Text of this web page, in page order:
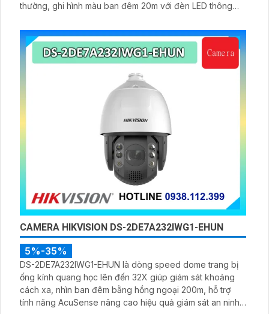
thường, ghi hình màu ban đêm 20m với đèn LED thông
dụng DMSS,
CAMERA HIKVISION DS-2DE7A232IWG1-EHUN
5%-35%
DS-2DE7A232IWG1-EHUN là dòng speed dome trang bị
ống kính quang học lên đến 32X giúp giám sát khoảng
cách xa, nhìn ban đêm bằng hồng ngoại 200m, hỗ trợ
tính năng AcuSense nâng cao hiệu quả giám sát an ninh,